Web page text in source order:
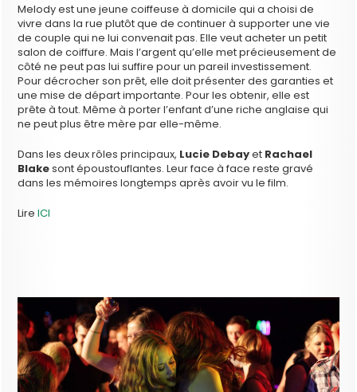
Melody est une jeune coiffeuse à domicile qui a choisi de
vivre dans la rue plutôt que de continuer à supporter une vie
de couple qui ne lui convenait pas. Elle veut acheter un petit
salon de coiffure. Mais l’argent qu’elle met précieusement de
côté ne peut pas lui suffire pour un pareil investissement.
Pour décrocher son prêt, elle doit présenter des garanties et
une mise de départ importante. Pour les obtenir, elle est
prête à tout. Même à porter l’enfant d’une riche anglaise qui
ne peut plus être mère par elle-même.
Dans les deux rôles principaux, Lucie Debayet Rachael
Blakesont époustouflantes. Leur face à face reste gravé
dans les mémoires longtemps après avoir vu le film.
Lire ICI